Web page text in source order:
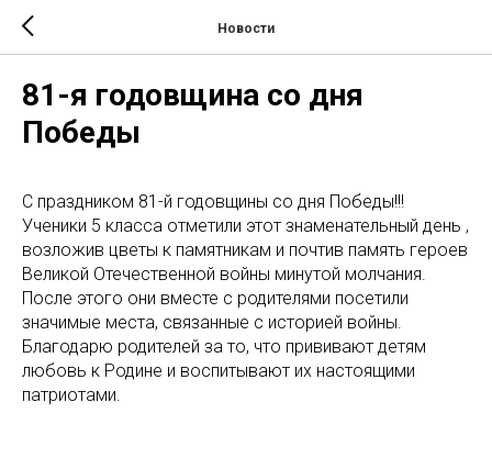
Новости
81-я годовщина со дня
Победы
С праздником 81-й годовщины со дня Победы!!!
Ученики 5 класса отметили этот знаменательный день ,
возложив цветы к памятникам и почтив память героев
Великой Отечественной войны минутой молчания.
После этого они вместе с родителями посетили
значимые места, связанные с историей войны.
Благодарю родителей за то, что прививают детям
любовь к Родине и воспитывают их настоящими
патриотами.